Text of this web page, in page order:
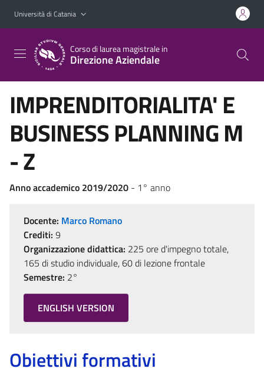
Vai al contenuto principale
Vai al menu di navigazione
Università di Catania
Corso di laurea magistrale in
Direzione Aziendale
IMPRENDITORIALITA' E
BUSINESS PLANNING M
- Z
Anno accademico 2019/2020 - 1° anno
Docente: Marco Romano
Crediti: 9
Organizzazione didattica: 225 ore d'impegno totale,
165 di studio individuale, 60 di lezione frontale
Semestre: 2°
ENGLISH VERSION
Obiettivi formativi